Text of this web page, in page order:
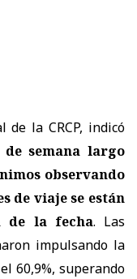
de la CRCP, indicó
semana largo
observando
de viaje se están
de la fecha. Las
impulsando la
60,9%, superando